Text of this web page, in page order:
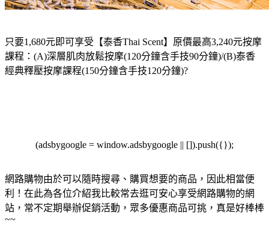
只要1,680元即可享受【泰香Thai Scent】原價最高3,240元按摩
課程：(A)深層肌肉放鬆按摩(120分鐘含手技90分鐘)/(B)泰香
經典釋壓按摩課程(150分鐘含手技120分鐘)?
(adsbygoogle = window.adsbygoogle || []).push({});
網路購物由於可以隨時搜尋、購買想要的商品，因此相當便
利！在此為各位介紹我比較常去逛可安心享受網路購物的網
站，常不定期舉辦促銷活動，眾多優惠商品可挑，真是好棒棒
~~